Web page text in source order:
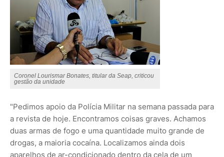
Coronel Lourismar Bonates, titular da Seap, criticou
gestão da unidade
"Pedimos apoio da Polícia Militar na semana passada para
a revista de hoje. Encontramos coisas graves. Achamos
duas armas de fogo e uma quantidade muito grande de
drogas, a maioria cocaína. Localizamos ainda dois
aparelhos de ar-condicionado dentro da cela de um